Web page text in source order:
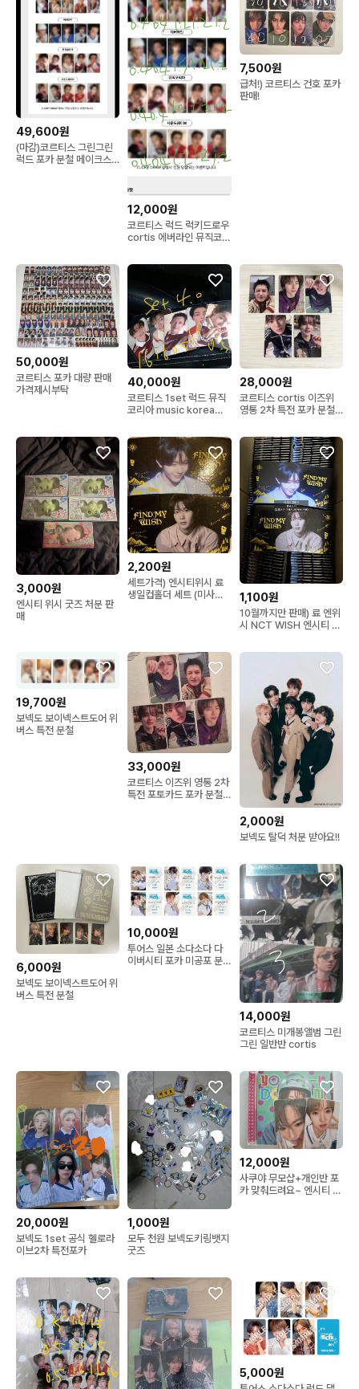
49,600원
(마감)코르티스 그린그린
럭드 포카 분철 메이크스
12,000원
코르티스 럭드 럭키드로우
cortis 에버라인 뮤직코리
7,500원
급처!) 코르티스 건호 포카
판매!
50,000원
코르티스 포카 대량 판매
가격제시부탁
40,000원
코르티스 1set 럭드 뮤직
코리아 music korea
28,000원
코르티스 cortis 이즈위
영통 2차 특전 포카 분철
3,000원
엔시티 위시 굿즈 처분 판
매
2,200원
세트가격) 엔시티위시 료
생일컵홀더 세트 (미사용
1,100원
10월까지만 판매) 료 엔위
시 NCT WISH 엔시티 위
홀더
19,700원
보넥도 보이넥스트도어 위
버스 특전 분철
33,000원
코르티스 이즈위 영통 2차
특전 포토카드 포카 분철
2,000원
보넥도 탈덕 처분 받아요!!
6,000원
보넥도 보이넥스트도어 위
버스 특전 분철
10,000원
투어스 일본 소다소다 다
이버시티 포카 미공포 분
14,000원
코르티스 미개봉앨범 그린
그린 일반반 cortis
20,000원
보넥도 1set 공식 헬로라
이브2차 특전포카
1,000원
모두 천원 보넥도키링뱃지
굿즈
12,000원
사쿠야 무모샵+개인반 포
카 맞춰드려요~ 엔시티 위
5,000원